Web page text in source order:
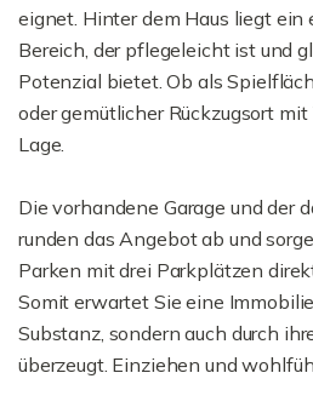
eignet. Hinter dem Haus liegt
Bereich, der pflegeleicht ist und
Potenzial bietet. Ob als
oder gemütlicher Rückzugsort
Lage.
Die vorhandene Garage und der
runden das Angebot ab und
Parken mit drei Parkplätzen
Somit erwartet Sie eine
Substanz, sondern auch durch
überzeugt. Einziehen und